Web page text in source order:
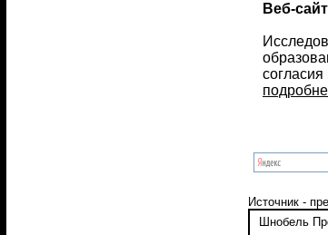
Веб-
Источник -
Шнобель